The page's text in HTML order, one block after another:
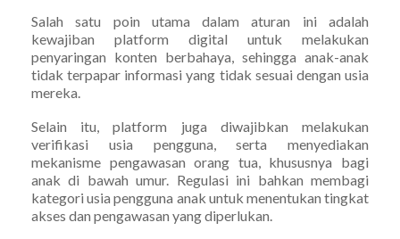
Salah satu poin utama dalam aturan ini adalah
kewajiban platform digital untuk melakukan
penyaringan konten berbahaya, sehingga anak-anak
tidak terpapar informasi yang tidak sesuai dengan usia
mereka.
Selain itu, platform juga diwajibkan melakukan
verifikasi usia pengguna, serta menyediakan
mekanisme pengawasan orang tua, khususnya bagi
anak di bawah umur. Regulasi ini bahkan membagi
kategori usia pengguna anak untuk menentukan tingkat
akses dan pengawasan yang diperlukan.